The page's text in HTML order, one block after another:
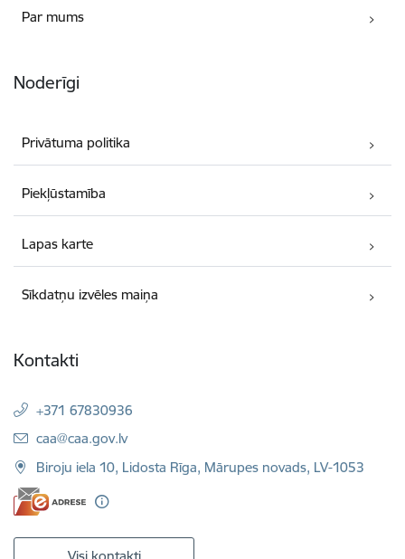
Par mums
Noderīgi
Privātuma politika
Piekļūstamība
Lapas karte
Sīkdatņu izvēles maiņa
Kontakti
+371 67830936
E-pasts:
caa@caa.gov.lv
Biroju iela 10, Lidosta Rīga, Mārupes novads, LV-1053
Visi kontakti